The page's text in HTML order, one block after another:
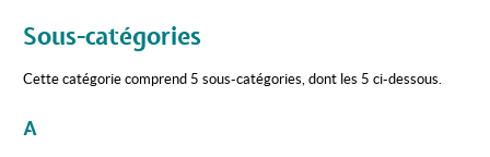
Sous-catégories
Cette catégorie comprend 5 sous-catégories, dont les 5 ci-dessous.
A